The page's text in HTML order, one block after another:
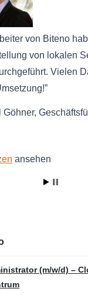
von Biteno
von lokalen
Vielen
Göhner
ansehen
(m/w/d) –